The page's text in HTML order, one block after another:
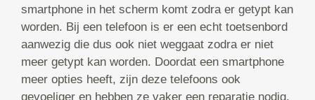
smartphone in het scherm komt zodra er getypt kan
worden. Bij een telefoon is er een echt toetsenbord
aanwezig die dus ook niet weggaat zodra er niet
meer getypt kan worden. Doordat een smartphone
meer opties heeft, zijn deze telefoons ook
gevoeliger en hebben ze vaker een reparatie nodig.